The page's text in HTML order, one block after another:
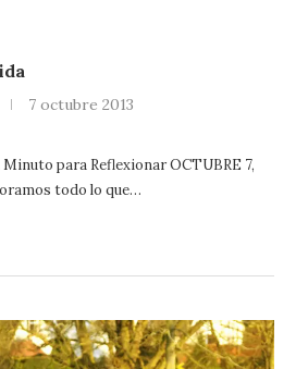
7 octubre 2013
Minuto para Reflexionar OCTUBRE 7,
todo lo que…